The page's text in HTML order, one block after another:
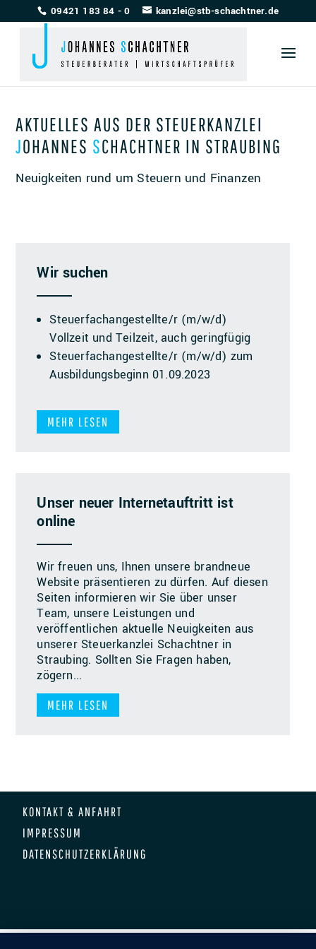
09421 183 84 - 0 kanzlei@stb-schachtner.de
AKTUELLES AUS DER STEUERKANZLEI
JOHANNES
SCHACHTNER IN STRAUBING
Neuigkeiten rund um Steuern und Finanzen
Wir suchen
Steuerfachangestellte/r (m/w/d)
Vollzeit und Teilzeit, auch geringfügig
Steuerfachangestellte/r (m/w/d) zum
Ausbildungsbeginn 01.09.2023
MEHR LESEN
Unser neuer Internetauftritt ist
online
Wir freuen uns, Ihnen unsere brandneue
Website präsentieren zu dürfen. Auf diesen
Seiten informieren wir Sie über unser
Team, unsere Leistungen und
veröffentlichen aktuelle Neuigkeiten aus
unserer Steuerkanzlei Schachtner in
Straubing. Sollten Sie Fragen haben,
zögern...
MEHR LESEN
KONTAKT & ANFAHRT
IMPRESSUM
DATENSCHUTZERKLÄRUNG